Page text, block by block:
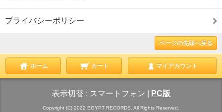
プライバシーポリシー
ページの先頭へ戻る
ホーム カート マイアカウント
表示切替 : スマートフォン PC版
Copyright (C) 2022 EGYPT RECORDS. All Rights Reserved.